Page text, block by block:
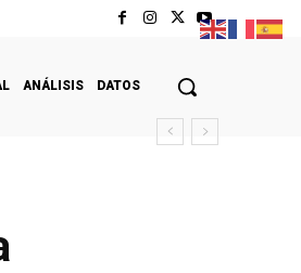
ANÁLISIS DATOS